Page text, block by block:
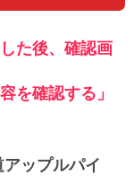
た後、確認画
を確認する」
ップルパイ